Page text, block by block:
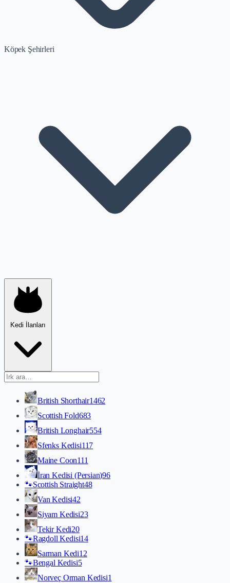
Köpek Şehirleri
Kedi İlanları
British Shorthair1462
Scottish Fold683
British Longhair554
Sfenks Kedisi117
Maine Coon111
İran Kedisi (Persian)96
🐾Scottish Straight48
Van Kedisi42
Siyam Kedisi23
Tekir Kedi20
🐾Ragdoll Kedisi14
Sarman Kedi12
🐾Bengal Kedisi5
Norveç Orman Kedisi1